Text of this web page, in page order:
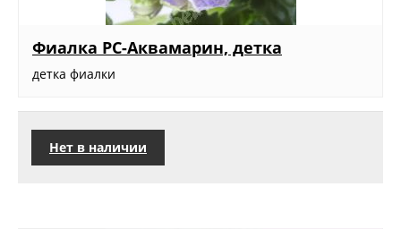
Фиалка РС-Аквамарин, детка
детка фиалки
Нет в наличии